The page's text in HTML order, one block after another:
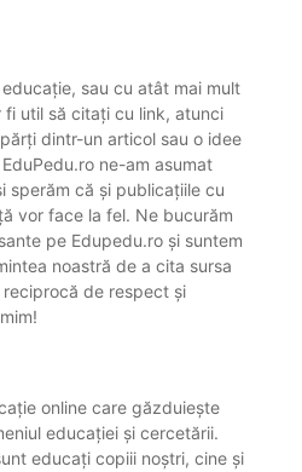
sau cu atât mai mult
util să citați cu link, atunci
dintr-un articol sau o idee
ne-am asumat
sperăm că și publicațiile cu
vor face la fel. Ne bucurăm
pe Edupedu.ro și suntem
noastră de a cita sursa
de respect și
online care găzduiește
educației și cercetării.
educați copiii noștri, cine și